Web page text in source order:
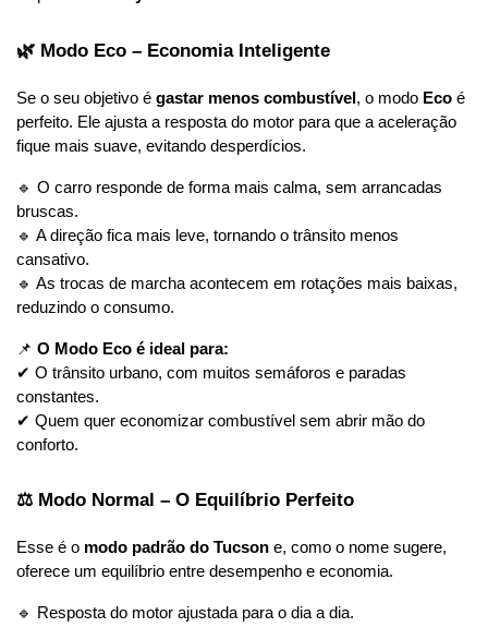
🌿 Modo Eco – Economia Inteligente
Se o seu objetivo é gastar menos combustível , o modo Eco é
perfeito. Ele ajusta a resposta do motor para que a aceleração
fique mais suave, evitando desperdícios.
🔹 O carro responde de forma mais calma, sem arrancadas
bruscas.
🔹 A direção fica mais leve, tornando o trânsito menos
cansativo.
🔹 As trocas de marcha acontecem em rotações mais baixas,
reduzindo o consumo.
📌 O Modo Eco é ideal para:
✔ O trânsito urbano, com muitos semáforos e paradas
constantes.
✔ Quem quer economizar combustível sem abrir mão do
conforto.
⚖ Modo Normal – O Equilíbrio Perfeito
Esse é o modo padrão do Tucson e, como o nome sugere,
oferece um equilíbrio entre desempenho e economia.
🔹 Resposta do motor ajustada para o dia a dia.